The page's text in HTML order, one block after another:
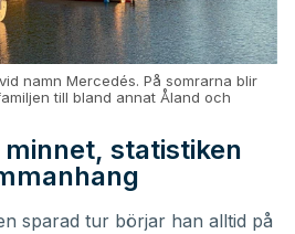
namn Mercedés. På somrarna blir
till bland annat Åland och
statistiken
sparad tur börjar han alltid på